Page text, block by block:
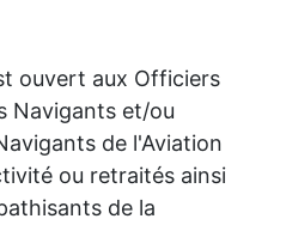
ouvert aux Officiers
Navigants et/ou
de l'Aviation
ou retraités ainsi
de la